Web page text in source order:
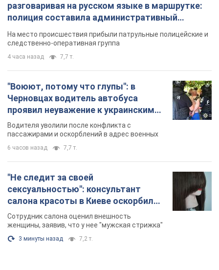
разговаривая на русском языке в маршрутке:
полиция составила административный
протокол. Видео
На место происшествия прибыли патрульные полицейские и
следственно-оперативная группа
4 часа назад 7,7 т.
"Воюют, потому что глупы": в
Черновцах водитель автобуса
проявил неуважение к украинским
военным и поплатился за это.
Видео
Водителя уволили после конфликта с
пассажирами и оскорблений в адрес военных
6 часов назад 7,7 т.
"Не следит за своей
сексуальностью": консультант
салона красоты в Киеве оскорбил
женщину после химиотерапии,
разгорелся скандал. Фото
Сотрудник салона оценил внешность
женщины, заявив, что у нее "мужская стрижка"
3 минуты назад 7,2 т.